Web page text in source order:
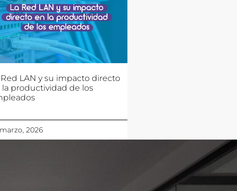
Red LAN y su impacto directo
la productividad de los
2026